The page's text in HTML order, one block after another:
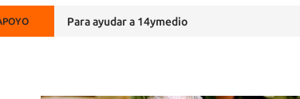
Para ayudar a 14ymedio